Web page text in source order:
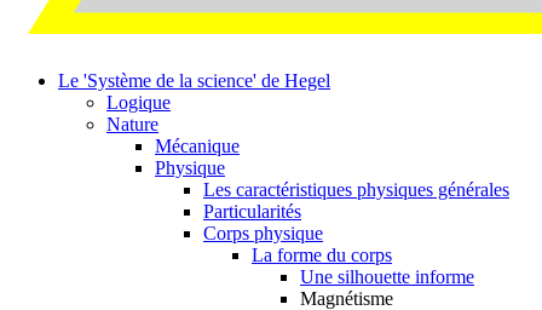
Le 'Système de la science' de Hegel
Logique
Nature
Mécanique
Physique
Les caractéristiques physiques générales
Particularités
Corps physique
La forme du corps
Une silhouette informe
Magnétisme